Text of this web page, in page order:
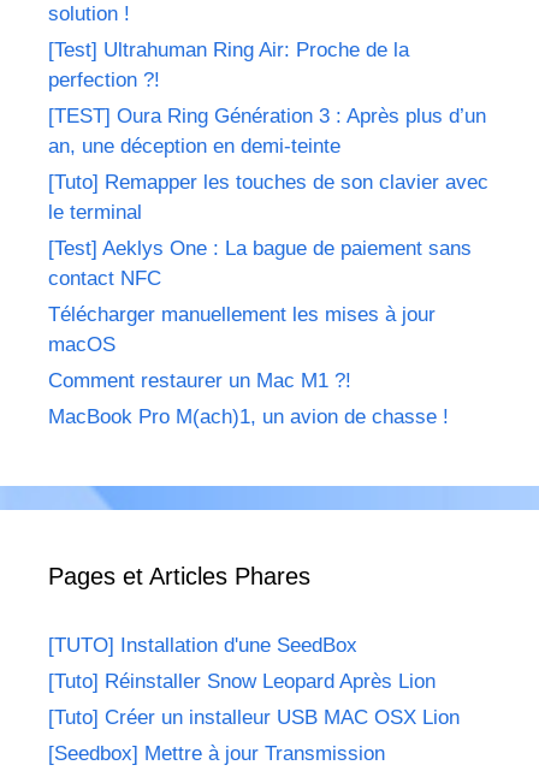
solution !
[Test] Ultrahuman Ring Air: Proche de la
perfection ?!
[TEST] Oura Ring Génération 3 : Après plus d’un
an, une déception en demi-teinte
[Tuto] Remapper les touches de son clavier avec
le terminal
[Test] Aeklys One : La bague de paiement sans
contact NFC
Télécharger manuellement les mises à jour
macOS
Comment restaurer un Mac M1 ?!
MacBook Pro M(ach)1, un avion de chasse !
Pages et Articles Phares
[TUTO] Installation d'une SeedBox
[Tuto] Réinstaller Snow Leopard Après Lion
[Tuto] Créer un installeur USB MAC OSX Lion
[Seedbox] Mettre à jour Transmission